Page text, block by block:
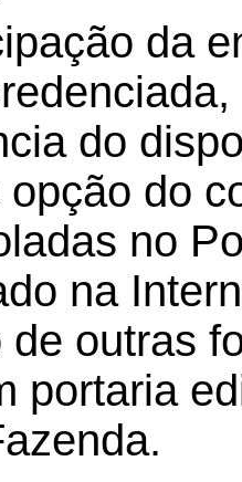
da
do
opção do
no
na
de outras
portaria